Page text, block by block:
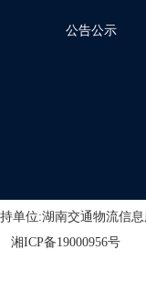
公告公示
单位:湖南交通物流信
湘ICP备19000956号